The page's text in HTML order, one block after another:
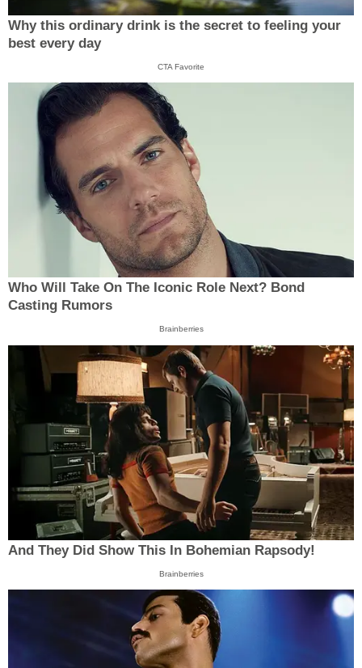
Why this ordinary drink is the secret to feeling your
best every day
CTA Favorite
Who Will Take On The Iconic Role Next? Bond
Casting Rumors
Brainberries
And They Did Show This In Bohemian Rapsody!
Brainberries